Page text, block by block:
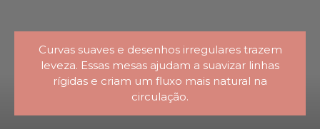
Curvas suaves e desenhos irregulares trazem
leveza. Essas mesas ajudam a suavizar linhas
rígidas e criam um fluxo mais natural na
circulação.